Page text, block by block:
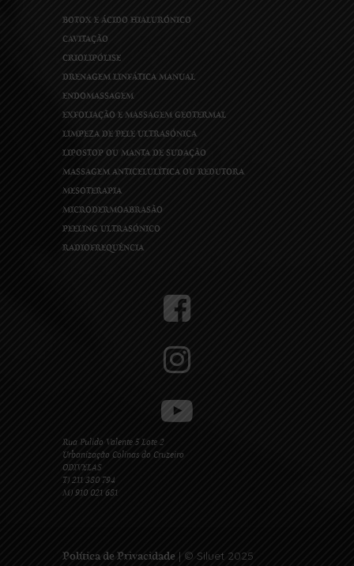
BOTOX E ÁCIDO HIALURÓNICO
CAVITAÇÃO
CRIOLIPÓLISE
DRENAGEM LINFÁTICA MANUAL
ENDOMASSAGEM
EXFOLIAÇÃO E MASSAGEM GEOTERMAL
LIMPEZA DE PELE ULTRASÓNICA
LIPOSTOP OU MANTA DE SUDAÇÃO
MASSAGEM ANTICELULÍTICA OU REDUTORA
MESOTERAPIA
MICRODERMOABRASÃO
PEELING ULTRASÓNICO
RADIOFREQUÊNCIA
Rua Pulido Valente 5 Lote 2
Urbanização Colinas do Cruzeiro
ODIVELAS
T) 211 380 794
M) 910 021 681
Política de Privacidade | © Siluet 2025